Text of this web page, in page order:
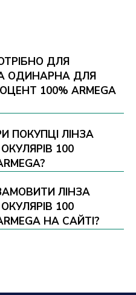
ДЛЯ
ОДИНАРНА ДЛЯ
100% ARMEGA
ПОКУПЦІ ЛІНЗА
100
ЛІНЗА
100
НА САЙТІ?